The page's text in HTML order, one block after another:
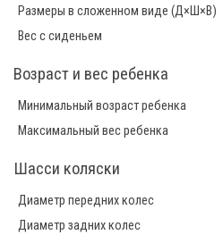
Размеры в сложенном виде (Д×Ш×В)
Вес с сиденьем
Возраст и вес ребенка
Минимальный возраст ребенка
Максимальный вес ребенка
Шасси коляски
Диаметр передних колес
Диаметр задних колес